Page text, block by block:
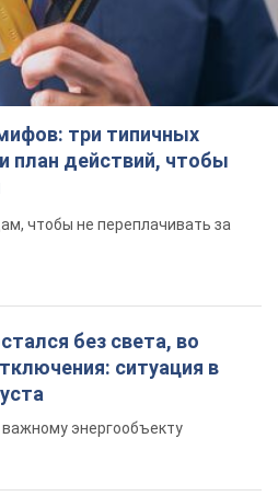
три типичных
план действий, чтобы
чтобы не переплачивать за
без света, во
ситуация в
энергообъекту